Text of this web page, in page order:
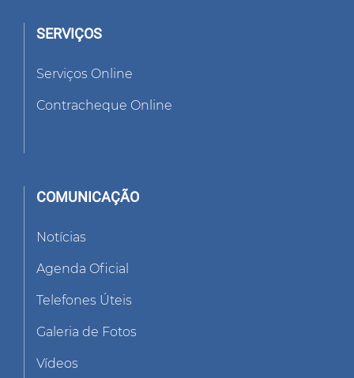
SERVIÇOS
Serviços Online
Contracheque Online
COMUNICAÇÃO
Notícias
Agenda Oficial
Telefones Úteis
Galeria de Fotos
Vídeos